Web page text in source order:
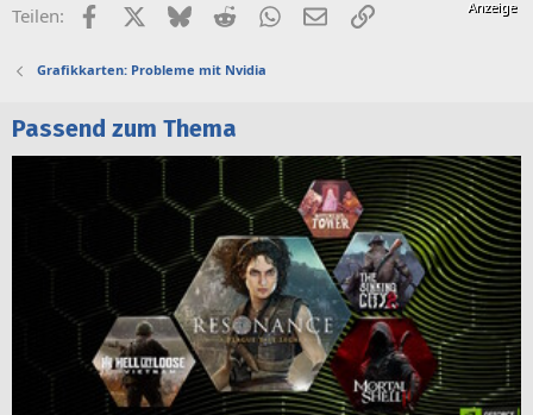
Teilen: FacebookX (Twitter)
BlueskyRedditWhatsApp
E-MailLink
Grafikkarten: Probleme mit Nvidia
Passend zum Thema